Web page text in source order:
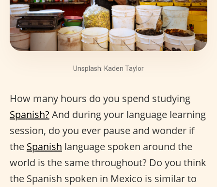
Unsplash: Kaden Taylor
How many hours do you spend studying
Spanish? And during your language learning
session, do you ever pause and wonder if
the Spanish language spoken around the
world is the same throughout? Do you think
the Spanish spoken in Mexico is similar to